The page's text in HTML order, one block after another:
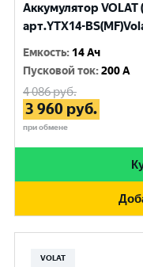
Аккумулятор VOLAT
арт.YTX14-
Емкость: 14 Ач
Пусковой ток:200 A
4 086руб.
3 960 руб.
при обмене
VOLAT